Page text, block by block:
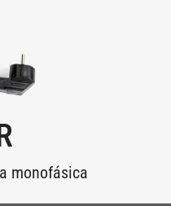
monofásica